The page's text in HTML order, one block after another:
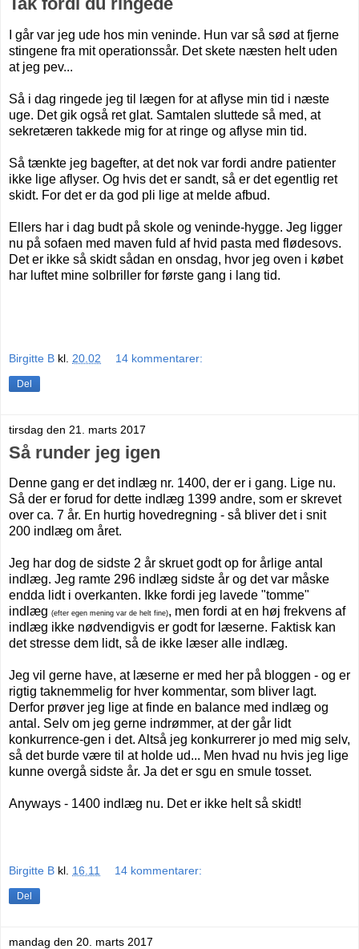
I går var jeg ude hos min veninde. Hun var så sød at fjerne
stingene fra mit operationssår. Det skete næsten helt uden
at jeg pev...
Så i dag ringede jeg til lægen for at aflyse min tid i næste
uge. Det gik også ret glat. Samtalen sluttede så med, at
sekretæren takkede mig for at ringe og aflyse min tid.
Så tænkte jeg bagefter, at det nok var fordi andre patienter
ikke lige aflyser. Og hvis det er sandt, så er det egentlig ret
skidt. For det er da god pli lige at melde afbud.
Ellers har i dag budt på skole og veninde-hygge. Jeg ligger
nu på sofaen med maven fuld af hvid pasta med flødesovs.
Det er ikke så skidt sådan en onsdag, hvor jeg oven i købet
har luftet mine solbriller for første gang i lang tid.
Birgitte B kl. 20.02 14 kommentarer:
Del
tirsdag den 21. marts 2017
Så runder jeg igen
Denne gang er det indlæg nr. 1400, der er i gang. Lige nu.
Så der er forud for dette indlæg 1399 andre, som er skrevet
over ca. 7 år. En hurtig hovedregning - så bliver det i snit
200 indlæg om året.
Jeg har dog de sidste 2 år skruet godt op for årlige antal
indlæg. Jeg ramte 296 indlæg sidste år og det var måske
endda lidt i overkanten. Ikke fordi jeg lavede "tomme"
indlæg (efter egen mening var de helt fine), men fordi at en høj frekvens af
indlæg ikke nødvendigvis er godt for læserne. Faktisk kan
det stresse dem lidt, så de ikke læser alle indlæg.
Jeg vil gerne have, at læserne er med her på bloggen - og er
rigtig taknemmelig for hver kommentar, som bliver lagt.
Derfor prøver jeg lige at finde en balance med indlæg og
antal. Selv om jeg gerne indrømmer, at der går lidt
konkurrence-gen i det. Altså jeg konkurrerer jo med mig selv,
så det burde være til at holde ud... Men hvad nu hvis jeg lige
kunne overgå sidste år. Ja det er sgu en smule tosset.
Anyways - 1400 indlæg nu. Det er ikke helt så skidt!
Birgitte B kl. 16.11 14 kommentarer:
Del
mandag den 20. marts 2017